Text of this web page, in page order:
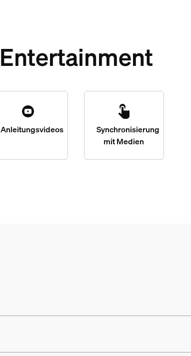
Entertainment
Anleitungsvideos
Synchronisierung
mit Medien